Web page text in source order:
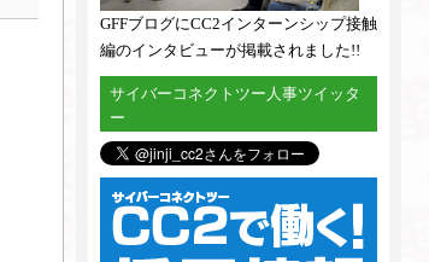
GFFブログにCC2インターンシップ接触
編のインタビューが掲載されました!!
サイバーコネクトツー人事ツイッタ
ー